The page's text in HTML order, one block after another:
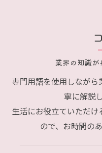
業界の知識
専門用語を使用しなが
寧に解説
生活にお役立ていただ
ので、お時間の